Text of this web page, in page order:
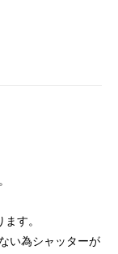
す。
い為シャッターが